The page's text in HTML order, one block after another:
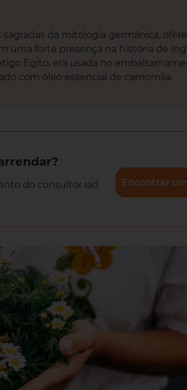
da mitologia germânica,
uma forte presença na história de
Egito, era usada no
com óleo essencial de camomila.
do consultor iad
Encontrar